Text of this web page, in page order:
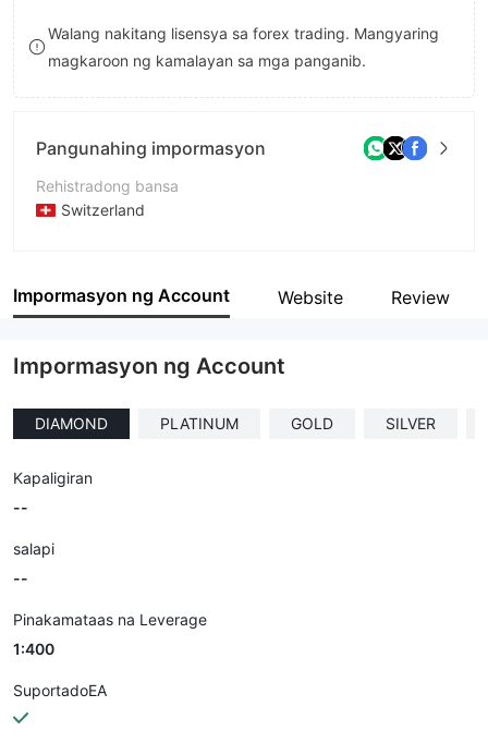
8
9
Walang nakitang lisensya sa forex trading. Mangyaring
magkaroon ng kamalayan sa mga panganib.
Pangunahing impormasyon
Rehistradong bansa
Switzerland
Kumpanya
Impormasyon ng Account Website Review
Impormasyon ng Account
DIAMOND PLATINUM GOLD SILVER
Kapaligiran
--
salapi
--
Pinakamataas na Leverage
1:400
SuportadoEA